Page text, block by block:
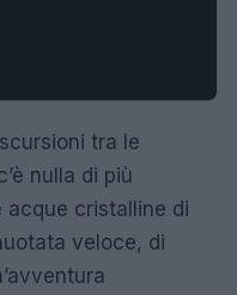
tra le
nulla di più
cristalline di
veloce, di